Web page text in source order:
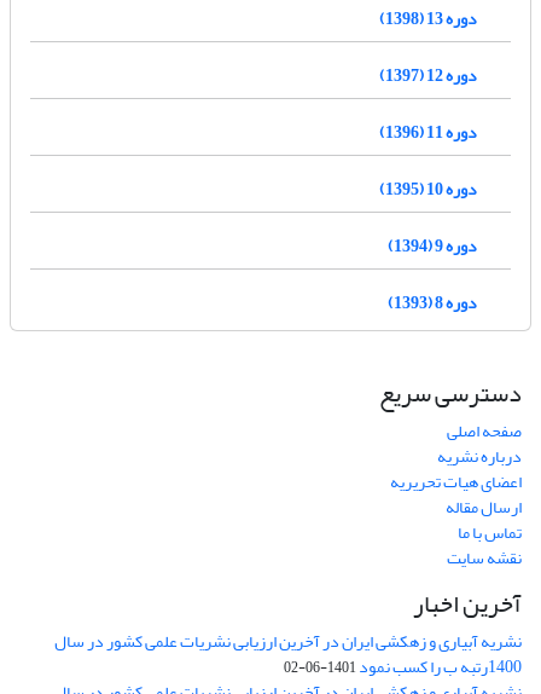
دوره 13 (1398)
دوره 12 (1397)
دوره 11 (1396)
دوره 10 (1395)
دوره 9 (1394)
دوره 8 (1393)
دسترسی سریع
صفحه اصلی
درباره نشریه
اعضای هیات تحریریه
ارسال مقاله
تماس با ما
نقشه سایت
آخرین اخبار
نشریه آبیاری و زهکشی ایران در آخرین ارزیابی نشریات علمی کشور در سال
1400رتبه ب را کسب نمود 1401-06-02